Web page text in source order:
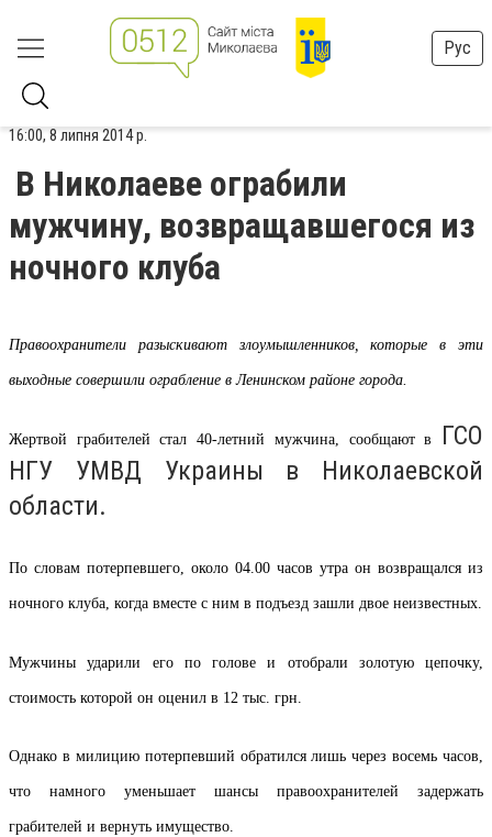
Рус
16:00, 8 липня 2014 р.
В Николаеве ограбили
мужчину, возвращавшегося из
ночного клуба
Правоохранители разыскивают злоумышленников, которые в эти
выходные совершили ограбление в Ленинском районе города.
Жертвой грабителей стал 40-летний мужчина, сообщают в
ГСО
НГУ УМВД Украины в Николаевской
области.
По словам потерпевшего, около 04.00 часов утра он возвращался из
ночного клуба, когда вместе с ним в подъезд зашли двое неизвестных.
Мужчины ударили его по голове и отобрали золотую цепочку,
стоимость которой он оценил в 12 тыс. грн.
Однако в милицию потерпевший обратился лишь через восемь часов,
что намного уменьшает шансы правоохранителей задержать
грабителей и вернуть имущество.